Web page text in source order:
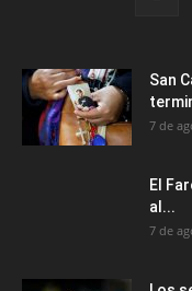
San
7 de
El
al...
7 de